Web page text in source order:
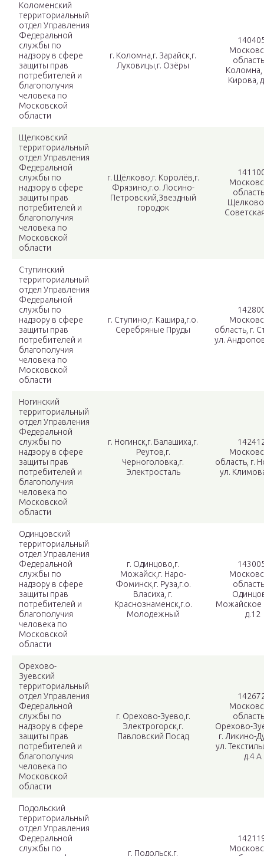
Коломенский
территориальный
отдел Управления
Федеральной
службы по
надзору в сфере
защиты прав
потребителей и
благополучия
человека по
Московской
области
г. Коломна,г. Зарайск,г.
Луховицы,г. Озёры
Коломна,
Кирова,
Щелковский
территориальный
отдел Управления
Федеральной
службы по
надзору в сфере
защиты прав
потребителей и
благополучия
человека по
Московской
области
г. Щёлково,г. Королёв,г.
Фрязино,г.о. Лосино-
Петровский,Звездный
городок
Ступинский
территориальный
отдел Управления
Федеральной
службы по
надзору в сфере
защиты прав
потребителей и
благополучия
человека по
Московской
области
г. Ступино,г. Кашира,г.о.
Серебряные Пруды
область, г.
ул.
Ногинский
территориальный
отдел Управления
Федеральной
службы по
надзору в сфере
защиты прав
потребителей и
благополучия
человека по
Московской
области
г. Ногинск,г. Балашиха,г.
Реутов,г.
Черноголовка,г.
Электросталь
область, г.
ул.
Одинцовский
территориальный
отдел Управления
Федеральной
службы по
надзору в сфере
защиты прав
потребителей и
благополучия
человека по
Московской
области
г. Одинцово,г.
Можайск,г. Наро-
Фоминск,г. Руза,г.о.
Власиха, г.
Краснознаменск,г.о.
Молодежный
Можайское
д.12
Орехово-
Зуевский
территориальный
отдел Управления
Федеральной
службы по
надзору в сфере
защиты прав
потребителей и
благополучия
человека по
Московской
области
г. Орехово-Зуево,г.
Электрогорск,г.
Павловский Посад
Орехово-
г. Ликино-
ул.
д.4 А
Подольский
территориальный
отдел Управления
Федеральной
службы по
г. Подольск,г.